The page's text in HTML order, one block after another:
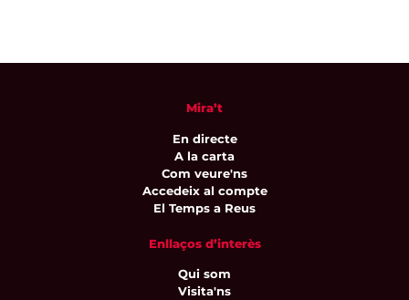
Mira’t
En directe
A la carta
Com veure'ns
Accedeix al compte
El Temps a Reus
Enllaços d’interès
Qui som
Visita'ns